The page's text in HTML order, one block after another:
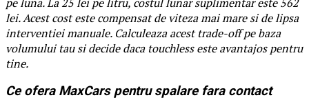
lei. Acest cost este compensat de viteza mai mare si de lipsa
interventiei manuale. Calculeaza acest trade-off pe baza
volumului tau si decide daca touchless este avantajos pentru
tine.
Ce ofera MaxCars pentru spalare fara contact